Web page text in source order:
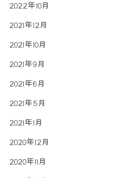
2022年10月
2021年12月
2021年10月
2021年9月
2021年6月
2021年5月
2021年1月
2020年12月
2020年11月